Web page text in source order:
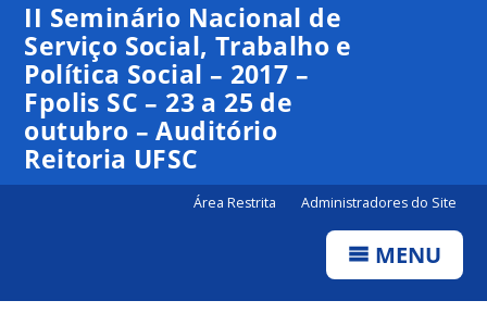
Canais
II Seminário Nacional de
Serviço Social, Trabalho e
Política Social – 2017 –
Fpolis SC – 23 a 25 de
outubro – Auditório
Reitoria UFSC
Área Restrita Administradores do Site
MENU